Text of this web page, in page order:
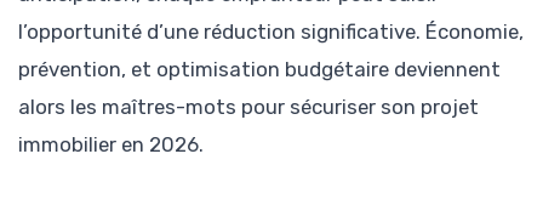
l’opportunité d’une réduction significative. Économie,
prévention, et optimisation budgétaire deviennent
alors les maîtres-mots pour sécuriser son projet
immobilier en 2026.